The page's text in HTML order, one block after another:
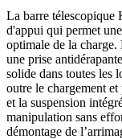
La barre télescopique
d'appui qui permet
optimale de la
une prise
solide dans toutes les
outre le chargement
et la suspension
manipulation sans
démontage de